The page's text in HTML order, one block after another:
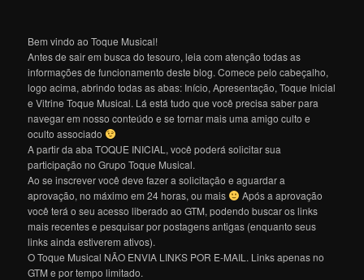
Bem vindo ao Toque Musical!
Antes de sair em busca do tesouro, leia com atenção todas as
informações de funcionamento deste blog. Comece pelo cabeçalho,
logo acima, abrindo todas as abas: Início, Apresentação, Toque Inicial
e Vitrine Toque Musical. Lá está tudo que você precisa saber para
navegar em nosso conteúdo e se tornar mais uma amigo culto e
oculto associado
A partir da aba TOQUE INICIAL, você poderá solicitar sua
participação no Grupo Toque Musical.
Ao se inscrever você deve fazer a solicitação e aguardar a
aprovação, no máximo em 24 horas, ou mais
Após a aprovação
você terá o seu acesso liberado ao GTM, podendo buscar os links
mais recentes e pesquisar por postagens antigas (enquanto seus
links ainda estiverem ativos).
O Toque Musical NÃO ENVIA LINKS POR E-MAIL. Links apenas no
GTM e por tempo limitado.